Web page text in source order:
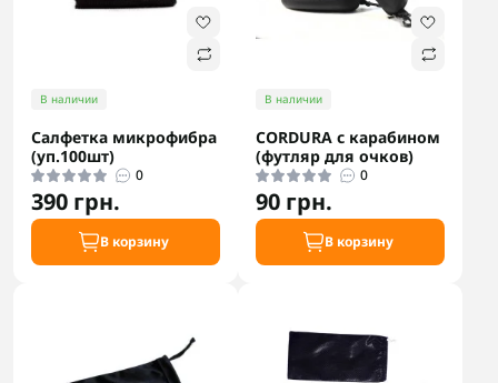
В наличии
Салфетка микрофибра
(уп.100шт)
0
390 грн.
В корзину
В наличии
CORDURA с карабином
(футляр для очков)
0
90 грн.
В корзину